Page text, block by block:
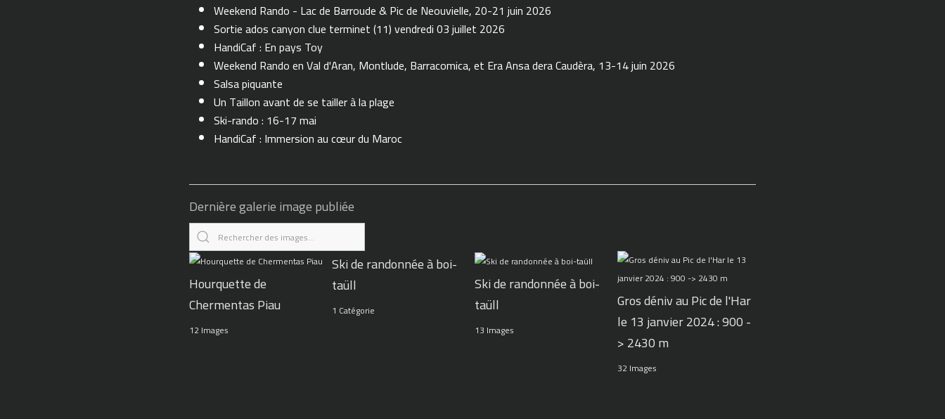
Weekend Rando - Lac de Barroude & Pic de Neouvielle, 20-21 juin 2026
Sortie ados canyon clue terminet (11) vendredi 03 juillet 2026
HandiCaf : En pays Toy
Weekend Rando en Val d'Aran, Montlude, Barracomica, et Era Ansa dera Caudèra, 13-14 juin 2026
Salsa piquante
Un Taillon avant de se tailler à la plage
Ski-rando : 16-17 mai
HandiCaf : Immersion au cœur du Maroc
Dernière galerie image publiée
Hourquette de
Chermentas Piau
12 Images
Ski de randonnée à boi-
taüll
1 Catégorie
Ski de randonnée à boi-
taüll
13 Images
Gros déniv au Pic de l'Har
le 13 janvier 2024 : 900 -
> 2430 m
32 Images